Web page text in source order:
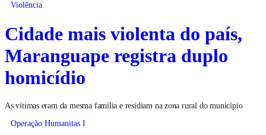
Violência
Cidade mais violenta do país,
Maranguape registra duplo
homicídio
As vítimas eram da mesma família e residiam na zona rural do município
Operação Humanitas I